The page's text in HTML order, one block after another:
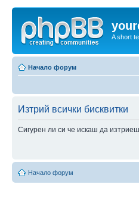
A short
Начало форум
Изтрий всички бисквитки
Сигурен ли си че искаш да изтриеш
Начало форум